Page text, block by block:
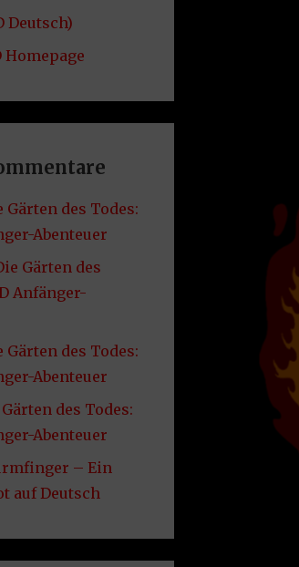
Deutsch)
Gärten des Todes:
Abenteuer
Gärten des
Anfänger-
Gärten des Todes:
Abenteuer
des Todes:
Abenteuer
– Ein
auf Deutsch